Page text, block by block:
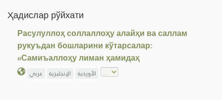
Ҳадислар рўйхати
Расулуллоҳ соллаллоҳу алайҳи ва саллам
рукуъдан бошларини кўтарсалар:
«Самиъаллоҳу лиман ҳамидаҳ
عربي الإنجليزية الأوردية